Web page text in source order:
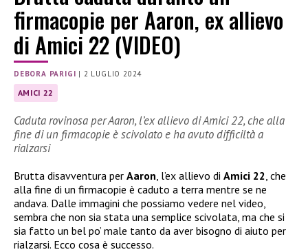
firmacopie per Aaron, ex allievo
di Amici 22 (VIDEO)
DEBORA PARIGI | 2 LUGLIO 2024
AMICI 22
Caduta rovinosa per Aaron, l’ex allievo di Amici 22, che alla
fine di un firmacopie è scivolato e ha avuto difficiltà a
rialzarsi
Brutta disavventura per Aaron, l’ex allievo di Amici 22, che
alla fine di un firmacopie è caduto a terra mentre se ne
andava. Dalle immagini che possiamo vedere nel video,
sembra che non sia stata una semplice scivolata, ma che si
sia fatto un bel po’ male tanto da aver bisogno di aiuto per
rialzarsi. Ecco cosa è successo.